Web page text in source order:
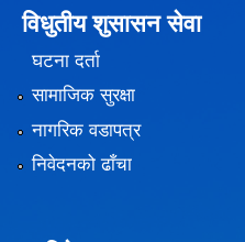
विधुतीय शुसासन सेवा
घटना दर्ता
सामाजिक सुरक्षा
नागरिक वडापत्र
निवेदनको ढाँचा